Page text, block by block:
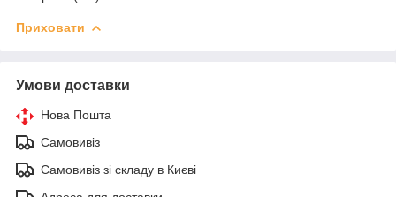
Приховати
Умови доставки
Нова Пошта
Самовивіз
Самовивіз зі складу в Києві